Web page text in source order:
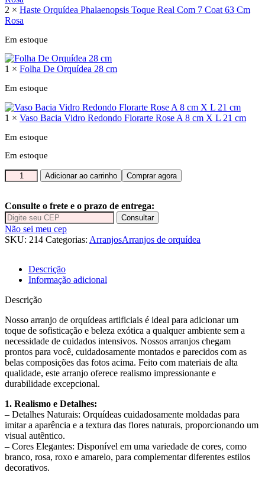
2 × Haste Orquídea Phalaenopsis Toque Real Com 7 Coat 63 Cm
Rosa
Em estoque
1 × Folha De Orquídea 28 cm
Em estoque
1 × Vaso Bacia Vidro Redondo Florarte Rose A 8 cm X L 21 cm
Em estoque
Em estoque
Arranjo
com
orquídeas
rosa
vaso
de
rose
quantidade
Adicionar ao carrinho Comprar agora
Consulte o frete e o prazo de entrega:
Consultar
Não sei meu cep
SKU: 214 Categorias: ArranjosArranjos de orquídea
Descrição
Informação adicional
Descrição
Nosso arranjo de orquídeas artificiais é ideal para adicionar um
toque de sofisticação e beleza exótica a qualquer ambiente sem a
necessidade de cuidados intensivos. Nossos arranjos chegam
prontos para você, cuidadosamente montados e parecidos com as
belas composições das fotos acima. Feito com materiais de alta
qualidade, este arranjo oferece realismo impressionante e
durabilidade excepcional.
1. Realismo e Detalhes:
– Detalhes Naturais: Orquídeas cuidadosamente moldadas para
imitar a aparência e a textura das flores naturais, proporcionando um
visual autêntico.
– Cores Elegantes: Disponível em uma variedade de cores, como
branco, rosa, roxo e amarelo, para complementar diferentes estilos
decorativos.